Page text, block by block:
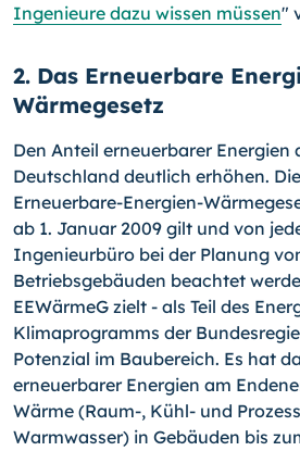
Ingenieure dazu wissen müssen"
2. Das Erneuerbare
Wärmegesetz
Den Anteil erneuerbarer Energien
Deutschland deutlich erhöhen.
Erneuerbare-Energien-
ab 1. Januar 2009 gilt und von
Ingenieurbüro bei der Planung
Betriebsgebäuden beachtet
EEWärmeG zielt - als Teil des
Klimaprogramms der
Potenzial im Baubereich. Es hat
erneuerbarer Energien am
Wärme (Raum-, Kühl- und
Warmwasser) in Gebäuden bis